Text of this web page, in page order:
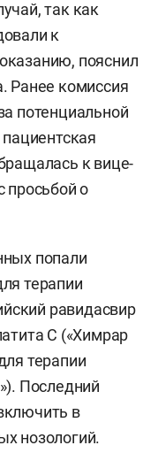
так как
к
пояснил
Ранее комиссия
потенциальной
к вице-
просьбой о
попали
терапии
равидасвир
С («Химрар
терапии
Последний
в
нозологий.